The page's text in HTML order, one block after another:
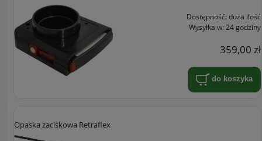
Dostępność: duża ilość
Wysyłka w: 24 godziny
359,00 zł
do koszyka
Opaska zaciskowa Retraflex